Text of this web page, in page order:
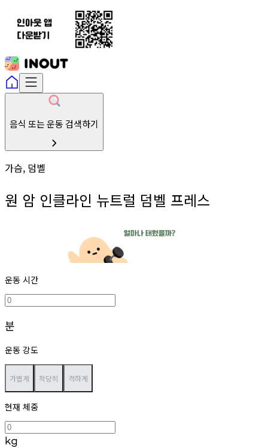
음식 또는 운동 검색하기
가슴, 덤벨
원 암 인클라인 뉴트럴 덤벨 프레스
운동 시간
분
운동 강도
가볍게 적당히 격하게
현재 체중
kg